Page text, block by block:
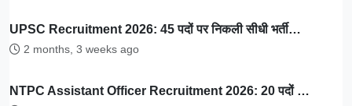
UPSC Recruitment 2026: 45 पदों पर निकली सीधी भर्ती…
2 months, 3 weeks ago
NTPC Assistant Officer Recruitment 2026: 20 पदों …